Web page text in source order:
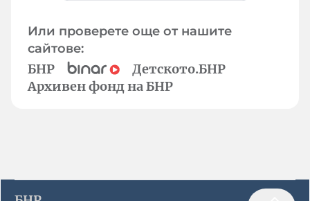
Или проверете още от нашите
сайтове:
БНР
Детското.БНР
Архивен фонд на БНР